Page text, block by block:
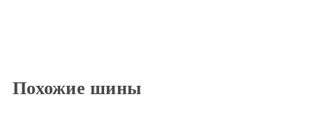
Похожие шины